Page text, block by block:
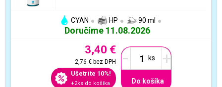
CYAN HP 90 ml
Doručíme 11.08.2026
3,40 €
2,76 €bez DPH
Ušetríte 10%!
+2ks do košíka
- +
Do košíka